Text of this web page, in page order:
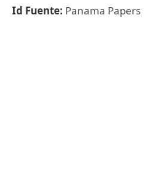
Id Fuente: Panama Papers